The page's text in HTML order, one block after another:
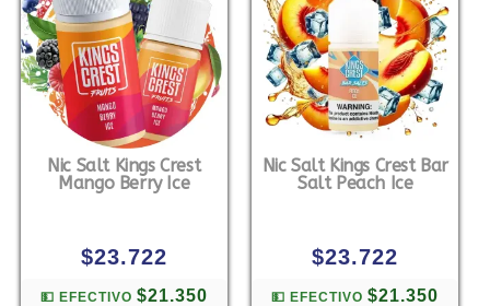
Nic Salt Kings Crest
Mango Berry Ice
$23.722
💵 EFECTIVO $21.350
Nic Salt Kings Crest Bar
Salt Peach Ice
$23.722
💵 EFECTIVO$21.350